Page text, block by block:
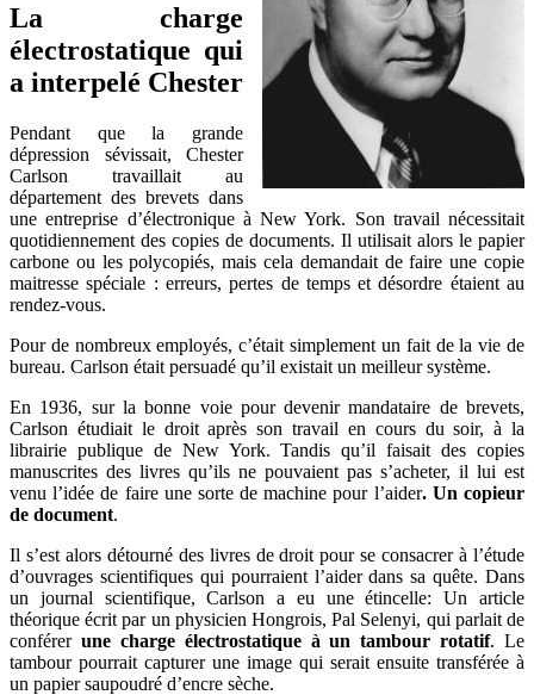
La charge
électrostatique qui
a interpelé Chester
Pendant que la grande
dépression sévissait, Chester
Carlson travaillait au
département des brevets dans
une entreprise d’électronique à New York. Son travail nécessitait
quotidiennement des copies de documents. Il utilisait alors le papier
carbone ou les polycopiés, mais cela demandait de faire une copie
maitresse spéciale : erreurs, pertes de temps et désordre étaient au
rendez-vous.
Pour de nombreux employés, c’était simplement un fait de la vie de
bureau. Carlson était persuadé qu’il existait un meilleur système.
En 1936, sur la bonne voie pour devenir mandataire de brevets,
Carlson étudiait le droit après son travail en cours du soir, à la
librairie publique de New York. Tandis qu’il faisait des copies
manuscrites des livres qu’ils ne pouvaient pas s’acheter, il lui est
venu l’idée de faire une sorte de machine pour l’aider. Un copieur
de document.
Il s’est alors détourné des livres de droit pour se consacrer à l’étude
d’ouvrages scientifiques qui pourraient l’aider dans sa quête. Dans
un journal scientifique, Carlson a eu une étincelle: Un article
théorique écrit par un physicien Hongrois, Pal Selenyi, qui parlait de
conférer une charge électrostatique à un tambour rotatif. Le
tambour pourrait capturer une image qui serait ensuite transférée à
un papier saupoudré d’encre sèche.